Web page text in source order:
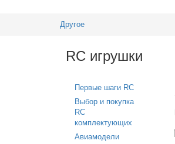
Другое
RC игрушки
Первые шаги RC
Выбор и покупка
RC
комплектующих
Авиамодели